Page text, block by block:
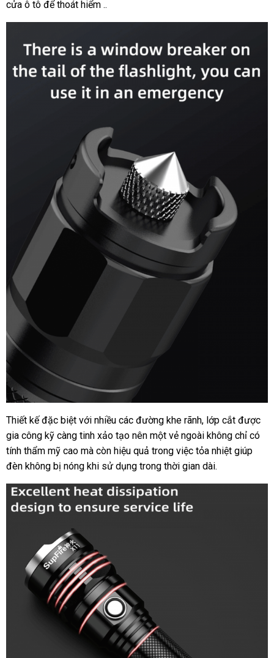
cửa ô tô để thoát hiểm ..
Thiết kế đặc biệt với nhiều các đường khe rãnh, lớp cắt được
gia công kỹ càng tinh xảo tạo nên một vẻ ngoài không chỉ có
tính thẩm mỹ cao mà còn hiệu quả trong việc tỏa nhiệt giúp
đèn không bị nóng khi sử dụng trong thời gian dài.